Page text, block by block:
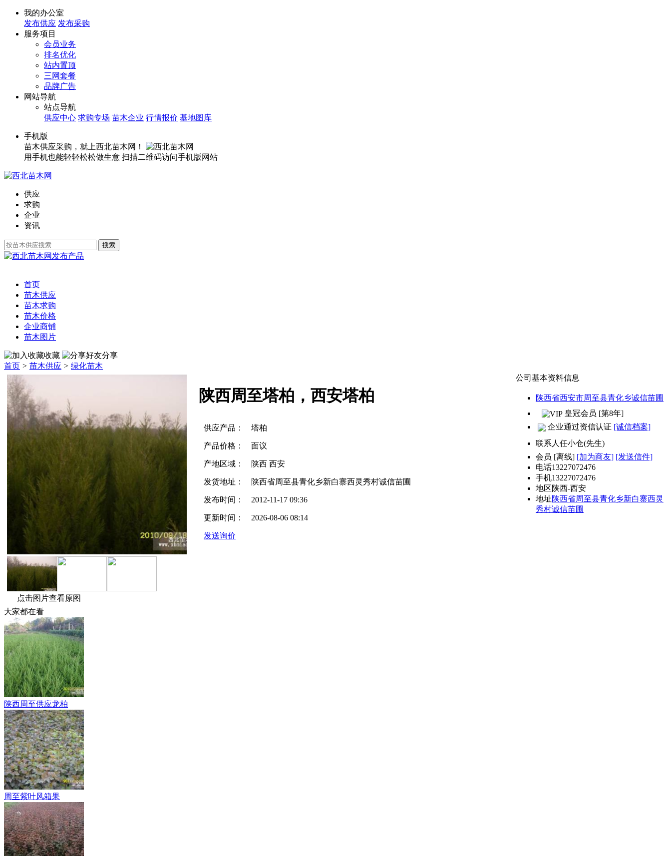
我的办公室
发布供应 发布采购
服务项目
会员业务
排名优化
站内置顶
三网套餐
品牌广告
网站导航
站点导航
供应中心 求购专场 苗木企业 行情报价 基地图库
手机版
苗木供应采购，就上西北苗木网！
用手机也能轻轻松松做生意 扫描二维码访问手机版网站
供应
求购
企业
资讯
发布产品
首页
苗木供应
苗木求购
苗木价格
企业商铺
苗木图片
收藏
分享
首页 > 苗木供应 > 绿化苗木
点击图片查看原图
陕西周至塔柏，西安塔柏
供应产品： 塔柏
产品价格： 面议
产地区域： 陕西 西安
发货地址： 陕西省周至县青化乡新白寨西灵秀村诚信苗圃
发布时间： 2012-11-17 09:36
更新时间： 2026-08-06 08:14
发送询价
公司基本资料信息
陕西省西安市周至县青化乡诚信苗圃
皇冠会员 [第8年]
企业通过资信认证 [诚信档案]
联系人 任小仓(先生)
会员 [离线] [加为商友] [发送信件]
电话13227072476
手机13227072476
地区陕西-西安
地址陕西省周至县青化乡新白寨西灵
秀村诚信苗圃
大家都在看
陕西周至供应龙柏
周至紫叶风箱果